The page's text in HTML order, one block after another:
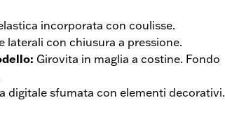
incorporata con coulisse.
laterali con chiusura a pressione.
: Girovita in maglia a costine. Fondo
digitale sfumata con elementi decorativi.